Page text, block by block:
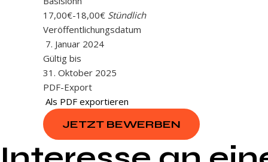
17,00€-18,00€ Stündlich
Veröffentlichungsdatum
7. Januar 2024
Gültig bis
31. Oktober 2025
PDF-Export
Als PDF exportieren
JETZT BEWERBEN